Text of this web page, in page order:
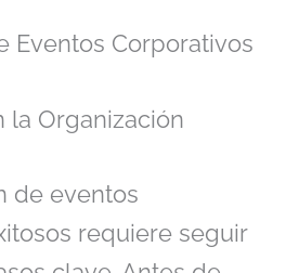
Eventos Corporativos
la Organización
de eventos
requiere seguir